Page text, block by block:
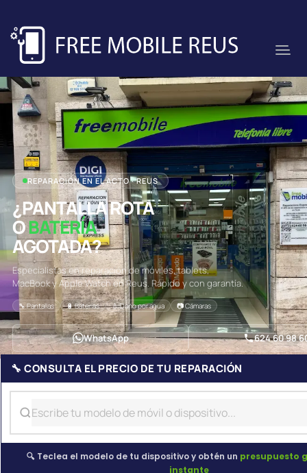
REPARACIÓN EN EL ACTO · REUS
¿PANTALLA ROTA
OBATERÍA
AGOTADA?
Especialistas en reparación de móviles, tablets,
MacBook y Apple Watch en Reus. Rápido y con garantía.
🔧 Pantallas 🔋 Baterías 💧 Daño por agua 📷 Cámaras
WhatsApp 624 60 98
🔧 CONSULTA EL PRECIO DE TU REPARACIÓN
🔍 Teclea el modelo de tu dispositivo y obtén un presupuesto
instante